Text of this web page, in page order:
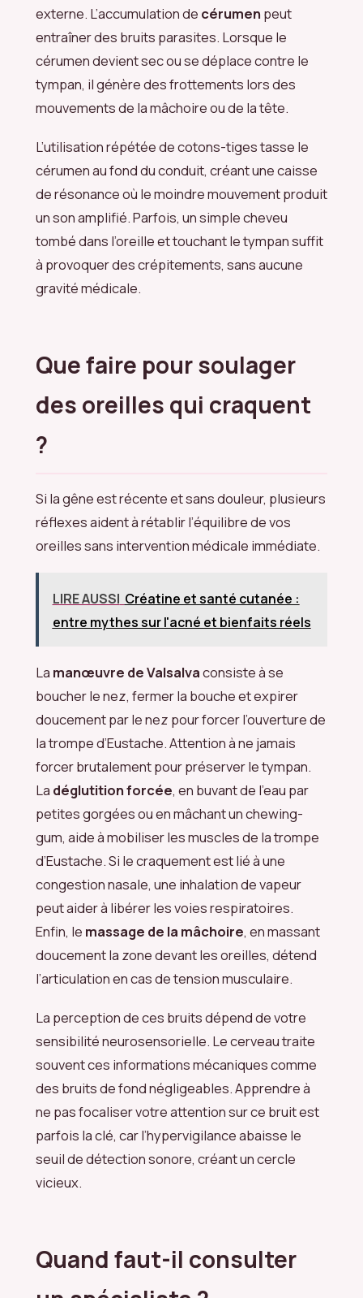
externe. L’accumulation de cérumenpeut
entraîner des bruits parasites. Lorsque le
cérumen devient sec ou se déplace contre le
tympan, il génère des frottements lors des
mouvements de la mâchoire ou de la tête.
L’utilisation répétée de cotons-tiges tasse le
cérumen au fond du conduit, créant une caisse
de résonance où le moindre mouvement produit
un son amplifié. Parfois, un simple cheveu
tombé dans l’oreille et touchant le tympan suffit
à provoquer des crépitements, sans aucune
gravité médicale.
Que faire pour soulager
des oreilles qui craquent
?
Si la gêne est récente et sans douleur, plusieurs
réflexes aident à rétablir l’équilibre de vos
oreilles sans intervention médicale immédiate.
LIRE AUSSI Créatine et santé cutanée :
entre mythes sur l'acné et bienfaits réels
La manœuvre de Valsalvaconsiste à se
boucher le nez, fermer la bouche et expirer
doucement par le nez pour forcer l’ouverture de
la trompe d’Eustache. Attention à ne jamais
forcer brutalement pour préserver le tympan.
La déglutition forcée, en buvant de l’eau par
petites gorgées ou en mâchant un chewing-
gum, aide à mobiliser les muscles de la trompe
d’Eustache. Si le craquement est lié à une
congestion nasale, une inhalation de vapeur
peut aider à libérer les voies respiratoires.
Enfin, le massage de la mâchoire, en massant
doucement la zone devant les oreilles, détend
l’articulation en cas de tension musculaire.
La perception de ces bruits dépend de votre
sensibilité neurosensorielle. Le cerveau traite
souvent ces informations mécaniques comme
des bruits de fond négligeables. Apprendre à
ne pas focaliser votre attention sur ce bruit est
parfois la clé, car l’hypervigilance abaisse le
seuil de détection sonore, créant un cercle
vicieux.
Quand faut-il consulter